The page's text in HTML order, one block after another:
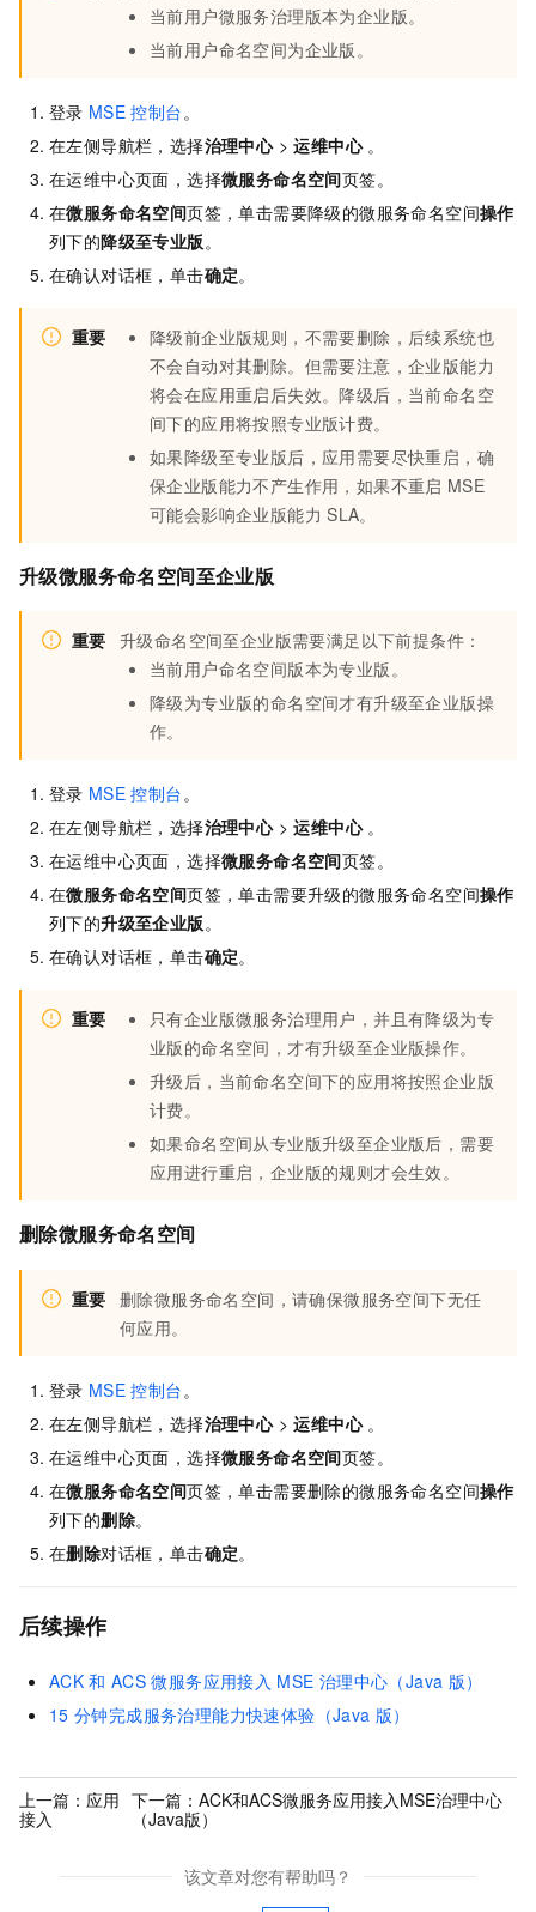
当前用户微服务治理版本为企业版。
当前用户命名空间为企业版。
登录 MSE 控制台 。
在左侧导航栏，选择治理中心>运维中心。
在运维中心页面，选择微服务命名空间页签。
在微服务命名空间页签，单击需要降级的微服务命名空间操作
列下的降级至专业版 。
在确认对话框，单击确定。
重要
降级前企业版规则，不需要删除，后续系统也
不会自动对其删除。但需要注意，企业版能力
将会在应用重启后失效。降级后，当前命名空
间下的应用将按照专业版计费。
如果降级至专业版后，应用需要尽快重启，确
保企业版能力不产生作用，如果不重启 MSE
可能会影响企业版能力 SLA。
升级微服务命名空间至企业版
重要
升级命名空间至企业版需要满足以下前提条件：
当前用户命名空间版本为专业版。
降级为专业版的命名空间才有升级至企业版操
作。
登录 MSE 控制台。
在左侧导航栏，选择治理中心>运维中心。
在运维中心页面，选择微服务命名空间页签。
在微服务命名空间页签，单击需要升级的微服务命名空间操作
列下的升级至企业版。
在确认对话框，单击确定。
重要
只有企业版微服务治理用户，并且有降级为专
业版的命名空间，才有升级至企业版操作。
升级后，当前命名空间下的应用将按照企业版
计费。
如果命名空间从专业版升级至企业版后，需要
应用进行重启，企业版的规则才会生效。
删除微服务命名空间
重要 删除微服务命名空间，请确保微服务空间下无任
何应用。
登录 MSE 控制台 。
在左侧导航栏，选择治理中心>运维中心。
在运维中心页面，选择微服务命名空间页签。
在微服务命名空间页签，单击需要删除的微服务命名空间操作
列下的删除。
在删除对话框，单击确定。
后续操作
ACK 和 ACS 微服务应用接入 MSE 治理中心（Java 版）
15 分钟完成服务治理能力快速体验（Java 版）
上一篇： 应用
接入
下一篇：ACK和ACS微服务应用接入MSE治理中心
（Java版）
该文章对您有帮助吗？